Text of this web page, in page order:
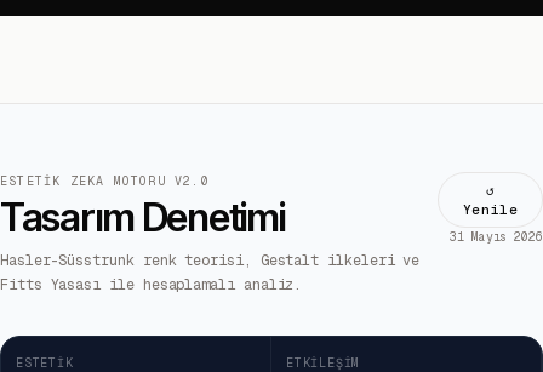
ESTETIK ZEKA MOTORU V2.0
Tasarım Denetimi
Hasler-Süsstrunk renk teorisi, Gestalt ilkeleri ve
Fitts Yasası ile hesaplamalı analiz.
↺
Yenile
31 Mayıs 2026
ESTETIK ETKILEŞIM